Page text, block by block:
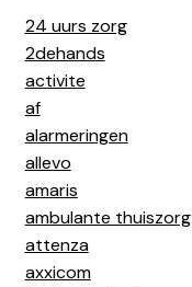
24 uurs zorg
2dehands
activite
af
alarmeringen
allevo
amaris
ambulante thuiszorg
attenza
axxicom